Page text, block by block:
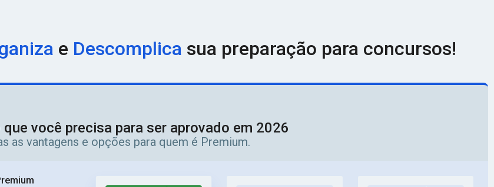
e Descomplica sua preparação para concursos!
você precisa para ser aprovado em 2026
as vantagens e opções para quem é Premium.